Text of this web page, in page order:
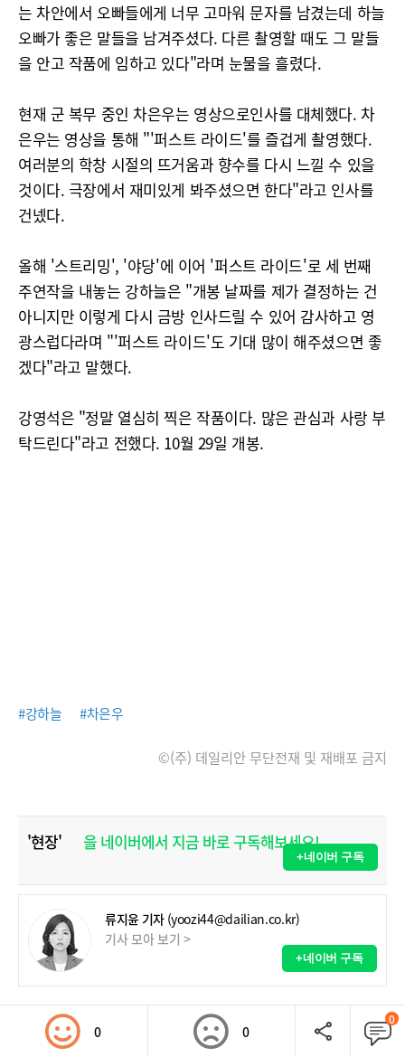
는 차안에서 오빠들에게 너무 고마워 문자를 남겼는데 하늘
오빠가 좋은 말들을 남겨주셨다. 다른 촬영할 때도 그 말들
을 안고 작품에 임하고 있다"라며 눈물을 흘렸다.
현재 군 복무 중인 차은우는 영상으로인사를 대체했다. 차
은우는 영상을 통해 "'퍼스트 라이드'를 즐겁게 촬영했다.
여러분의 학창 시절의 뜨거움과 향수를 다시 느낄 수 있을
것이다. 극장에서 재미있게 봐주셨으면 한다"라고 인사를
건넸다.
올해 '스트리밍', '야당'에 이어 '퍼스트 라이드'로 세 번째
주연작을 내놓는 강하늘은 "개봉 날짜를 제가 결정하는 건
아니지만 이렇게 다시 금방 인사드릴 수 있어 감사하고 영
광스럽다라며 "'퍼스트 라이드'도 기대 많이 해주셨으면 좋
겠다"라고 말했다.
강영석은 "정말 열심히 찍은 작품이다. 많은 관심과 사랑 부
탁드린다"라고 전했다. 10월 29일 개봉.
#강하늘 #차은우
©(주) 데일리안 무단전재 및 재배포 금지
'현장' 을 네이버에서 지금 바로 구독해보세요!
+네이버 구독
류지윤 기자 (yoozi44@dailian.co.kr)
기사 모아 보기 >
+네이버 구독
0 0
0